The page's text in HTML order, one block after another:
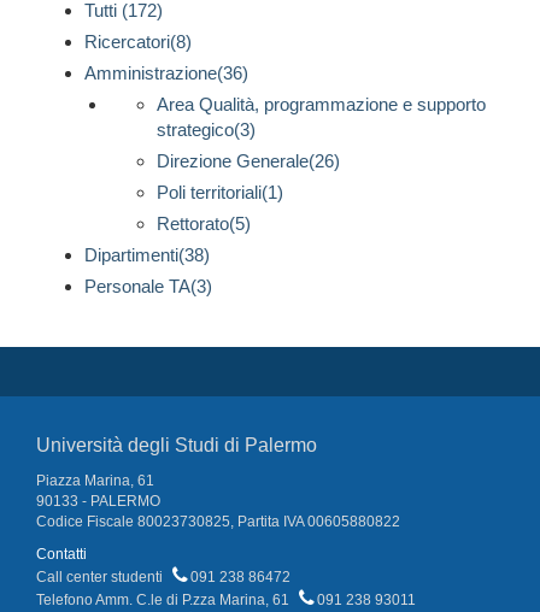
Tutti (172)
Ricercatori(8)
Amministrazione(36)
Area Qualità, programmazione e supporto
strategico(3)
Direzione Generale(26)
Poli territoriali(1)
Rettorato(5)
Dipartimenti(38)
Personale TA(3)
Università degli Studi di Palermo
Piazza Marina, 61
90133 - PALERMO
Codice Fiscale 80023730825, Partita IVA 00605880822
Contatti
Call center studenti
091 238 86472
Telefono Amm. C.le di P.zza Marina, 61
091 238 93011